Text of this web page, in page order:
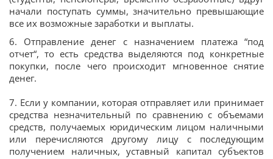
начали поступать суммы, значительно превышающие
все их возможные заработки и выплаты.
6. Отправление денег с назначением платежа “под
отчет“, то есть средства выделяются под конкретные
покупки, после чего происходит мгновенное снятие
денег.
7. Если у компании, которая отправляет или принимает
средства незначительный по сравнению с объемами
средств, получаемых юридическим лицом наличными
или перечисляются другому лицу с последующим
получением наличных, уставный капитал субъектов